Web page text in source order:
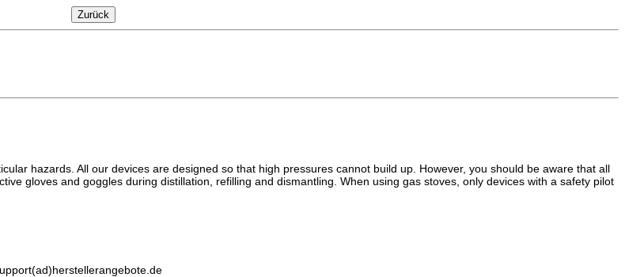
Zurück
hazards. All our devices are designed so that high pressures cannot build up. However, you should be aware that all
gloves and goggles during distillation, refilling and dismantling. When using gas stoves, only devices with a safety pilot